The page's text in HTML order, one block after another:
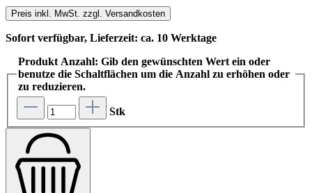
Preis inkl. MwSt. zzgl. Versandkosten
Sofort verfügbar, Lieferzeit: ca. 10 Werktage
Produkt Anzahl: Gib den gewünschten Wert ein oder
benutze die Schaltflächen um die Anzahl zu erhöhen oder
zu reduzieren.
Stk